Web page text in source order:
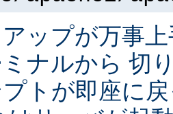
ップが万事
ナルから 切
プトが即座に